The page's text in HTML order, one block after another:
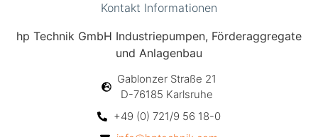
Kontakt Informationen
hp Technik GmbH Industriepumpen, Förderaggregate
und Anlagenbau
Gablonzer Straße 21
D-76185 Karlsruhe
+49 (0) 721/9 56 18-0